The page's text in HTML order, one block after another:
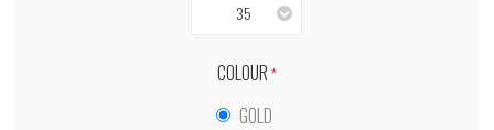
35
COLOUR*
GOLD